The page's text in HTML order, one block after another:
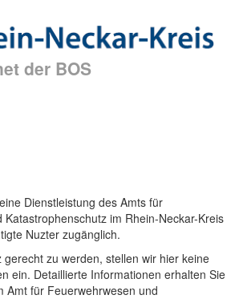
der BOS
Dienstleistung des Amts für
Katastrophenschutz im Rhein-Neckar-Kreis
Nuzter zugänglich.
gerecht zu werden, stellen wir hier keine
ein. Detaillierte Informationen erhalten Sie
Amt für Feuerwehrwesen und